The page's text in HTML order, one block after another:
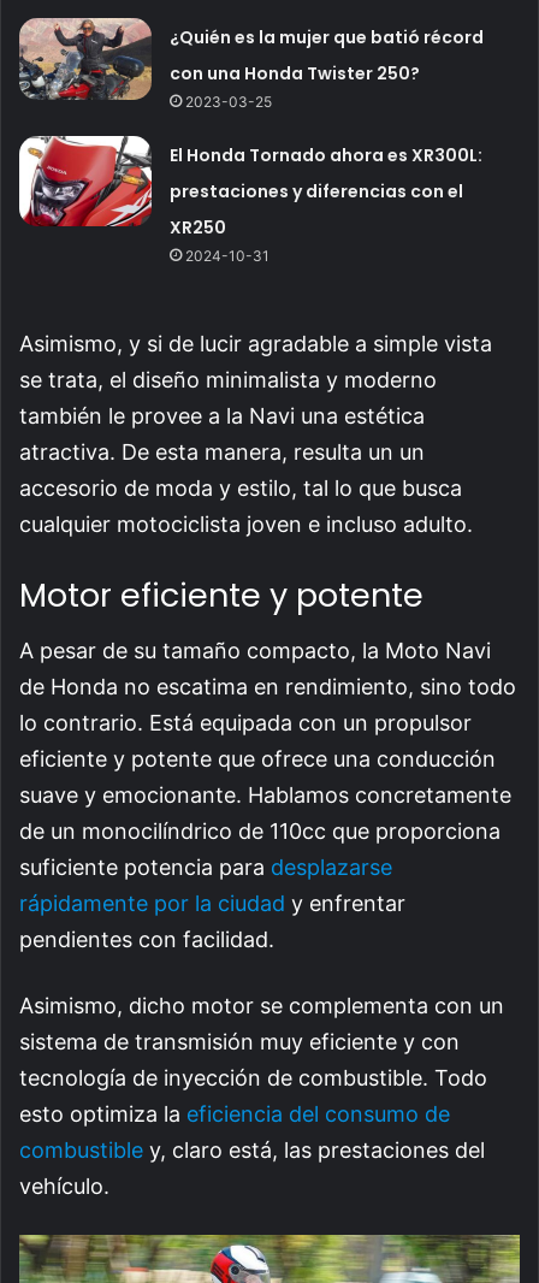
¿Quién es la mujer que batió récord
con una Honda Twister 250?
2023-03-25
El Honda Tornado ahora es XR300L:
prestaciones y diferencias con el
XR250
2024-10-31
Asimismo, y si de lucir agradable a simple vista
se trata, el diseño minimalista y moderno
también le provee a la Navi una estética
atractiva. De esta manera, resulta un un
accesorio de moda y estilo, tal lo que busca
cualquier motociclista joven e incluso adulto.
Motor eficiente y potente
A pesar de su tamaño compacto, la Moto Navi
de Honda no escatima en rendimiento, sino todo
lo contrario. Está equipada con un propulsor
eficiente y potente que ofrece una conducción
suave y emocionante. Hablamos concretamente
de un monocilíndrico de 110cc que proporciona
suficiente potencia para desplazarse
rápidamente por la ciudad y enfrentar
pendientes con facilidad.
Asimismo, dicho motor se complementa con un
sistema de transmisión muy eficiente y con
tecnología de inyección de combustible. Todo
esto optimiza la eficiencia del consumo de
combustible y, claro está, las prestaciones del
vehículo.